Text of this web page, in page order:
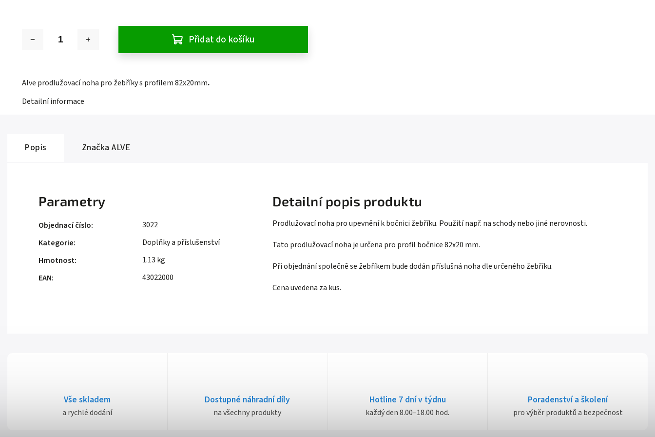
Přidat do košíku
Alve prodlužovací noha pro žebříky s profilem 82x20mm.
Detailní informace
Popis Značka ALVE
Detailní popis produktu
Prodlužovací noha pro upevnění k bočnici žebříku. Použití např. na schody nebo jiné nerovnosti.
Tato prodlužovací noha je určena pro profil bočnice 82x20 mm.
Při objednání společně se žebříkem bude dodán příslušná noha dle určeného žebříku.
Cena uvedena za kus.
Parametry
Objednací číslo:
3022
Kategorie:
Doplňky a příslušenství
Hmotnost:
1.13 kg
EAN: 43022000
Vše skladem
a rychlé dodání
Dostupné náhradní díly
na všechny produkty
Hotline 7 dní v týdnu
každý den 8.00–18.00 hod.
Poradenství a školení
pro výběr produktů a bezpečnost